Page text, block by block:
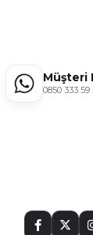
Müşteri
0850 333 59